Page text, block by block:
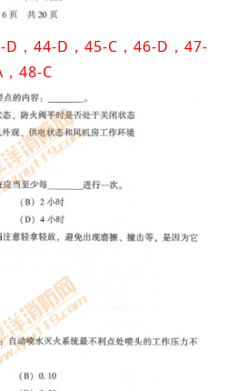
，44-D，45-C，46-D，47-
，48-C